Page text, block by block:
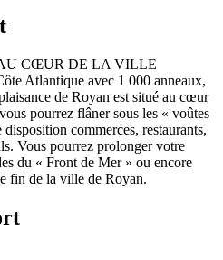
CŒUR DE LA VILLE
Atlantique avec 1 000 anneaux,
de Royan est situé au cœur
pourrez flâner sous les « voûtes
commerces, restaurants,
Vous pourrez prolonger votre
du « Front de Mer » ou encore
fin de la ville de Royan.